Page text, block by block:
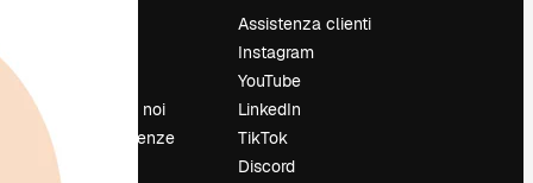
Lavora con noi
Cerca tendenze
Blog
Assistenza clienti
Instagram
YouTube
LinkedIn
TikTok
Discord